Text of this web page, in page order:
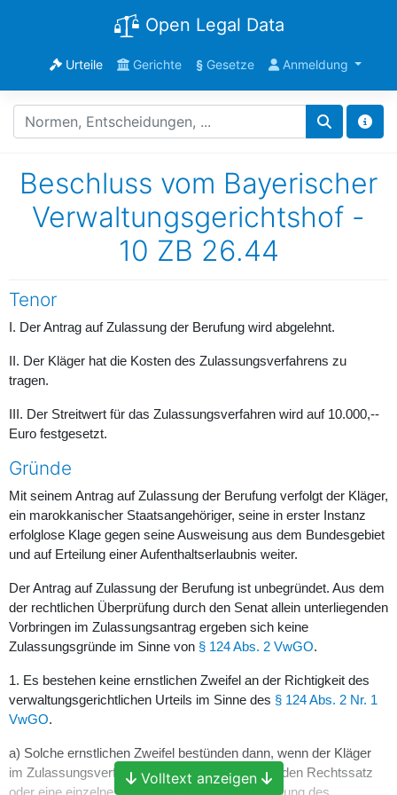
Open Legal Data
Urteile Gerichte §Gesetze Anmeldung
Beschluss vom Bayerischer
Verwaltungsgerichtshof -
10 ZB 26.44
Tenor
I. Der Antrag auf Zulassung der Berufung wird abgelehnt.
II. Der Kläger hat die Kosten des Zulassungsverfahrens zu
tragen.
III. Der Streitwert für das Zulassungsverfahren wird auf 10.000,--
Euro festgesetzt.
Gründe
Mit seinem Antrag auf Zulassung der Berufung verfolgt der Kläger,
ein marokkanischer Staatsangehöriger, seine in erster Instanz
erfolglose Klage gegen seine Ausweisung aus dem Bundesgebiet
und auf Erteilung einer Aufenthaltserlaubnis weiter.
Der Antrag auf Zulassung der Berufung ist unbegründet. Aus dem
der rechtlichen Überprüfung durch den Senat allein unterliegenden
Vorbringen im Zulassungsantrag ergeben sich keine
Zulassungsgründe im Sinne von § 124 Abs. 2 VwGO.
1. Es bestehen keine ernstlichen Zweifel an der Richtigkeit des
verwaltungsgerichtlichen Urteils im Sinne des § 124 Abs. 2 Nr. 1
VwGO.
a) Solche ernstlichen Zweifel bestünden dann, wenn der Kläger
im Zulassungsverfahren einen einzelnen tragenden Rechtssatz
oder eine einzelne erhebliche Tatsachenfeststellung des
Volltext anzeigen